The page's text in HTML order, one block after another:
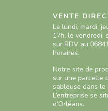
VENTE
Le lundi, mardi,
17h, le vendredi,
sur RDV au
horaires.
Notre site de
sur une parcelle
sableuse dans le
L’entreprise se
d’Orléans.